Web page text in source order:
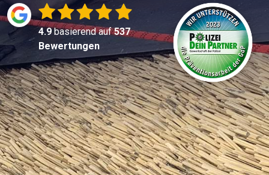
4.9basierend auf537
Bewertungen